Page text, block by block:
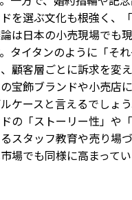
を選ぶ文化も根強く、
は日本の小売現場でも
タイタンのように「そ
顧客層ごとに訴求を変
宝飾ブランドや小売店
ケースと言えるでしょ
の「ストーリー性」や
スタッフ教育や売り場
場でも同様に高まってい